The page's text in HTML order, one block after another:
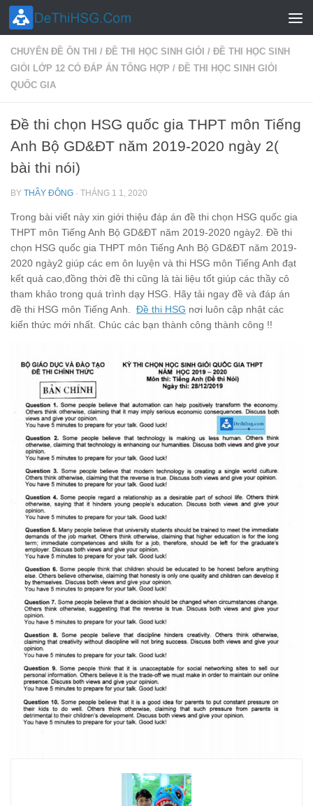
Skip to content
CHUYÊN ĐỀ ÔN THI / ĐỀ THI HỌC SINH GIỎI / ĐỀ THI HỌC SINH
GIỎI LỚP 12 CÓ ĐÁP ÁN TỔNG HỢP / ĐỀ THI HỌC SINH GIỎI
QUỐC GIA
Đề thi chọn HSG quốc gia THPT môn Tiếng
Anh Bộ GD&ĐT năm 2019-2020 ngày 2(
bài thi nói)
BY THẦY ĐÔNG · THÁNG 1 1, 2020
Trong bài viết này xin giới thiệu đáp án đề thi chọn HSG quốc gia
THPT môn Tiếng Anh Bộ GD&ĐT năm 2019-2020 ngày2. Đề thi
chọn HSG quốc gia THPT môn Tiếng Anh Bộ GD&ĐT năm 2019-
2020 ngày2 giúp các em ôn luyện và thi HSG môn Tiếng Anh đạt
kết quả cao,đồng thời đề thi cũng là tài liệu tốt giúp các thầy cô
tham khảo trong quá trình dạy HSG. Hãy tải ngay đề và đáp án
đề thi HSG môn Tiếng Anh. Đề thi HSG nơi luôn cập nhật các
kiến thức mới nhất. Chúc các bạn thành công thành công !!